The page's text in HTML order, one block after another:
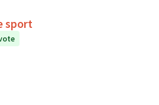
le sport